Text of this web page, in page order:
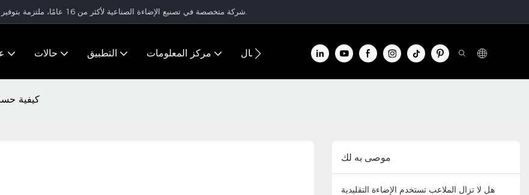
حالات التطبيق مركز المعلومات الاتصال
كيفية
موصى به لك
هل لا تزال الملاعب تستخدم الإضاءة التقليدية